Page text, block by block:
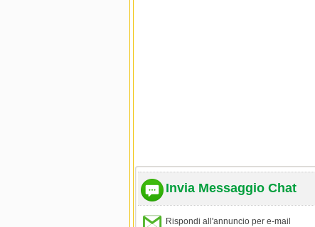
Invia Messaggio Chat
Rispondi all'annuncio per e-mail